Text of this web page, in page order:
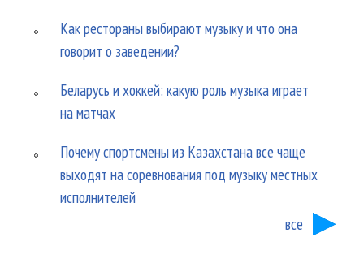
Как рестораны выбирают музыку и что она
говорит о заведении?
Беларусь и хоккей: какую роль музыка играет
на матчах
Почему спортсмены из Казахстана все чаще
выходят на соревнования под музыку местных
исполнителей
все